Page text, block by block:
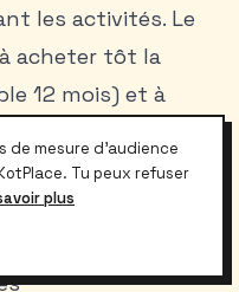
les activités. Le
acheter tôt la
12 mois) et à
fitness, sports
dès
de mesure d'audience
Tu peux refuser
plus